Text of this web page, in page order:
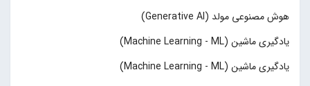
هوش مصنوعی مولد (Generative AI)
یادگیری ماشین (Machine Learning - ML)
یادگیری ماشین (Machine Learning - ML)